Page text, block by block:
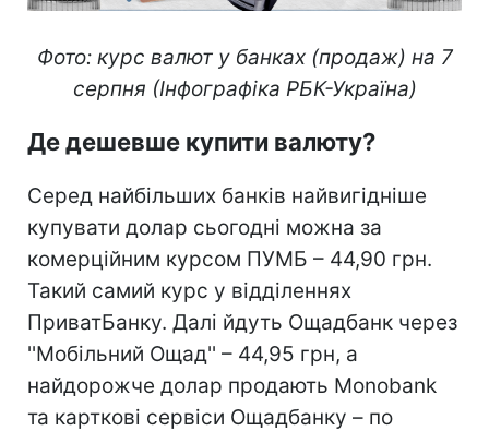
Фото: курс валют у банках (продаж) на 7
серпня (Інфографіка РБК-Україна)
Де дешевше купити валюту?
Серед найбільших банків найвигідніше
купувати долар сьогодні можна за
комерційним курсом ПУМБ – 44,90 грн.
Такий самий курс у відділеннях
ПриватБанку. Далі йдуть Ощадбанк через
''Мобільний Ощад'' – 44,95 грн, а
найдорожче долар продають Monobank
та карткові сервіси Ощадбанку – по